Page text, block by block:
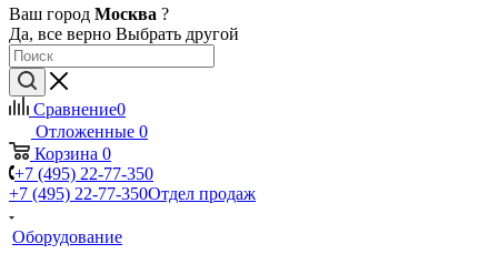
Ваш город Москва ?
Да, все верно Выбрать другой
Сравнение0
Отложенные 0
Корзина 0
+7 (495) 22-77-350
+7 (495) 22-77-350Отдел продаж
Оборудование